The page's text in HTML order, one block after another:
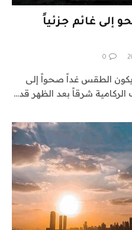
إلى غائم جزئياً
0
يكون الطقس غداً صحواً إلى
الركامية شرقاً بعد الظهر قد…